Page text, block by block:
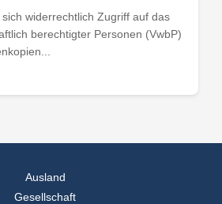
widerrechtlich Zugriff auf das
berechtigter Personen (VwbP)
Ausland
Gesellschaft